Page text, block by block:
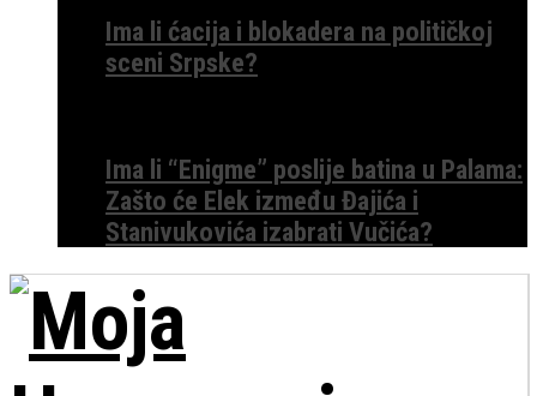
Ima li ćacija i blokadera na političkoj
sceni Srpske?
Ima li “Enigme” poslije batina u Palama:
Zašto će Elek između Đajića i
Stanivukovića izabrati Vučića?